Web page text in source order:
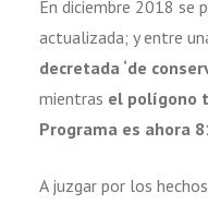
En diciembre 2018 se
actualizada; y entre
decretada ‘de
mientras el polígono
Programa es ahora
A juzgar por los